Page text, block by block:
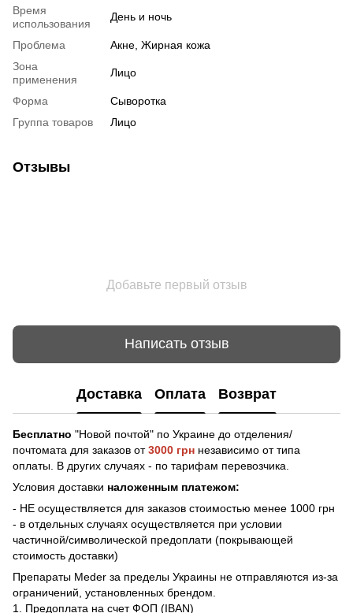
Время
использования
День и ночь
Проблема
Акне, Жирная кожа
Зона
применения
Лицо
Форма
Сыворотка
Группа товаров
Лицо
Отзывы
Добавьте первый отзыв
Написать отзыв
Доставка Оплата Возврат
Бесплатно "Новой почтой" по Украине до отделения/
почтомата для заказов от3000 грн независимо от типа
оплаты. В других случаях - по тарифам перевозчика.
Условия доставки наложенным платежом:
- НЕ осуществляется для заказов стоимостью менее 1000 грн
- в отдельных случаях осуществляется при условии
частичной/символической предоплати (покрывающей
стоимость доставки)
Препараты Meder за пределы Украины не отправляются из-за
ограничений, установленных брендом.
1. Предоплата на счет ФОП (IBAN)